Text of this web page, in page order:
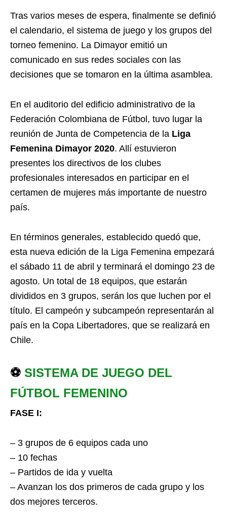
Tras varios meses de espera, finalmente se definió
el calendario, el sistema de juego y los grupos del
torneo femenino. La Dimayor emitió un
comunicado en sus redes sociales con las
decisiones que se tomaron en la última asamblea.
En el auditorio del edificio administrativo de la
Federación Colombiana de Fútbol, tuvo lugar la
reunión de Junta de Competencia de la Liga
Femenina Dimayor 2020. Allí estuvieron
presentes los directivos de los clubes
profesionales interesados en participar en el
certamen de mujeres más importante de nuestro
país.
En términos generales, establecido quedó que,
esta nueva edición de la Liga Femenina empezará
el sábado 11 de abril y terminará el domingo 23 de
agosto. Un total de 18 equipos, que estarán
divididos en 3 grupos, serán los que luchen por el
título. El campeón y subcampeón representarán al
país en la Copa Libertadores, que se realizará en
Chile.
⚽ SISTEMA DE JUEGO DEL
FÚTBOL FEMENINO
FASE I:
– 3 grupos de 6 equipos cada uno
– 10 fechas
– Partidos de ida y vuelta
– Avanzan los dos primeros de cada grupo y los
dos mejores terceros.